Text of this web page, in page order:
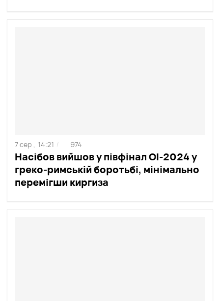
Насібов вийшов у півфінал ОІ-2024 у
греко-римській боротьбі, мінімально
перемігши киргиза
7 сер , 14:21 / 974